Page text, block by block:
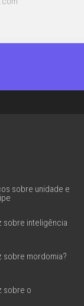
sobre unidade e
sobre inteligência
sobre mordomia?
sobre o